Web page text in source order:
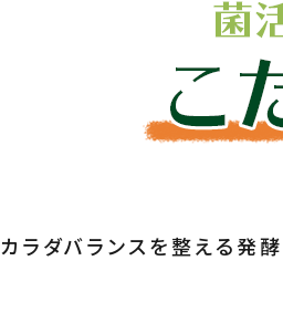
カラダバランスを整える 発